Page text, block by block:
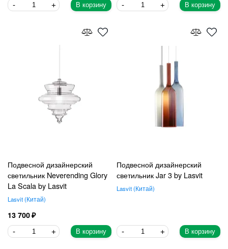
В корзину В корзину
Подвесной дизайнерский
светильник Neverending Glory
La Scala by Lasvit
Lasvit Китай
13 700
В корзину
Подвесной дизайнерский
светильник Jar 3 by Lasvit
Lasvit Китай
В корзину